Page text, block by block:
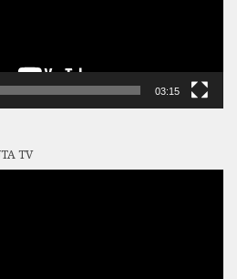
03:15
TV